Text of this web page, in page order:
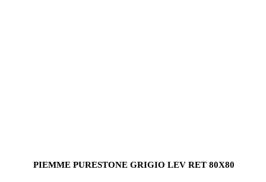
PIEMME PURESTONE GRIGIO LEV RET 80X80